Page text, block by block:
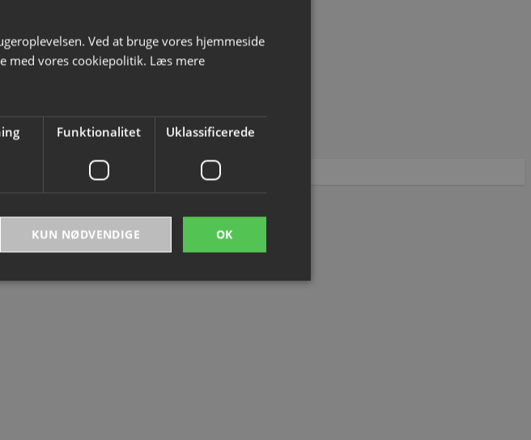
Fra DKK 12.066,25
inkl. moms
Ved at bruge vores hjemmeside
med vores cookiepolitik. Læs mere
Funktionalitet Uklassificerede
OK
KUN NØDVENDIGE